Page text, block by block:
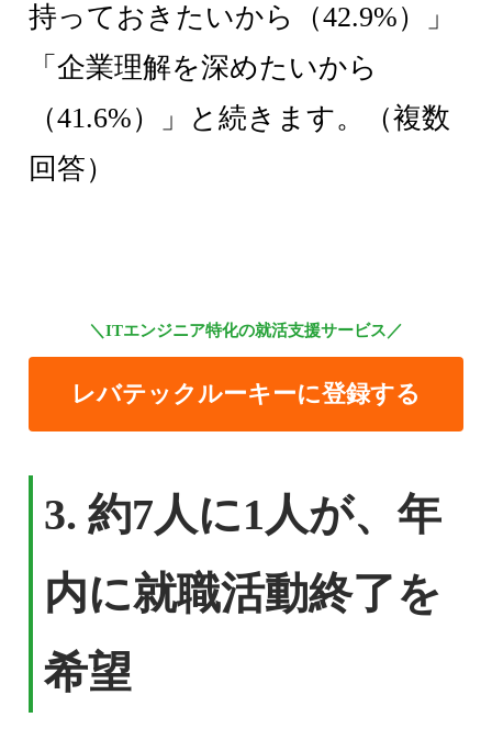
持っておきたいから（42.9%）」
「企業理解を深めたいから
（41.6%）」と続きます。（複数
回答）
＼ITエンジニア特化の就活支援サービス／
レバテックルーキーに登録する
3. 約7人に1人が、年
内に就職活動終了を
希望